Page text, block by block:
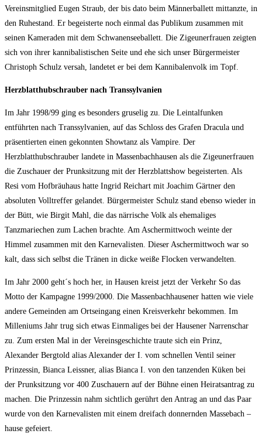
Vereinsmitglied Eugen Straub, der bis dato beim Männerballett mittanzte, in
den Ruhestand. Er begeisterte noch einmal das Publikum zusammen mit
seinen Kameraden mit dem Schwanenseeballett. Die Zigeunerfrauen zeigten
sich von ihrer kannibalistischen Seite und ehe sich unser Bürgermeister
Christoph Schulz versah, landetet er bei dem Kannibalenvolk im Topf.
Herzblatthubschrauber nach Transsylvanien
Im Jahr 1998/99 ging es besonders gruselig zu. Die Leintalfunken
entführten nach Transsylvanien, auf das Schloss des Grafen Dracula und
präsentierten einen gekonnten Showtanz als Vampire. Der
Herzblatthubschrauber landete in Massenbachhausen als die Zigeunerfrauen
die Zuschauer der Prunksitzung mit der Herzblattshow begeisterten. Als
Resi vom Hofbräuhaus hatte Ingrid Reichart mit Joachim Gärtner den
absoluten Volltreffer gelandet. Bürgermeister Schulz stand ebenso wieder in
der Bütt, wie Birgit Mahl, die das närrische Volk als ehemaliges
Tanzmariechen zum Lachen brachte. Am Aschermittwoch weinte der
Himmel zusammen mit den Karnevalisten. Dieser Aschermittwoch war so
kalt, dass sich selbst die Tränen in dicke weiße Flocken verwandelten.
Im Jahr 2000 geht´s hoch her, in Hausen kreist jetzt der Verkehr So das
Motto der Kampagne 1999/2000. Die Massenbachhausener hatten wie viele
andere Gemeinden am Ortseingang einen Kreisverkehr bekommen. Im
Milleniums Jahr trug sich etwas Einmaliges bei der Hausener Narrenschar
zu. Zum ersten Mal in der Vereinsgeschichte traute sich ein Prinz,
Alexander Bergtold alias Alexander der I. vom schnellen Ventil seiner
Prinzessin, Bianca Leissner, alias Bianca I. von den tanzenden Küken bei
der Prunksitzung vor 400 Zuschauern auf der Bühne einen Heiratsantrag zu
machen. Die Prinzessin nahm sichtlich gerührt den Antrag an und das Paar
wurde von den Karnevalisten mit einem dreifach donnernden Massebach –
hause gefeiert.